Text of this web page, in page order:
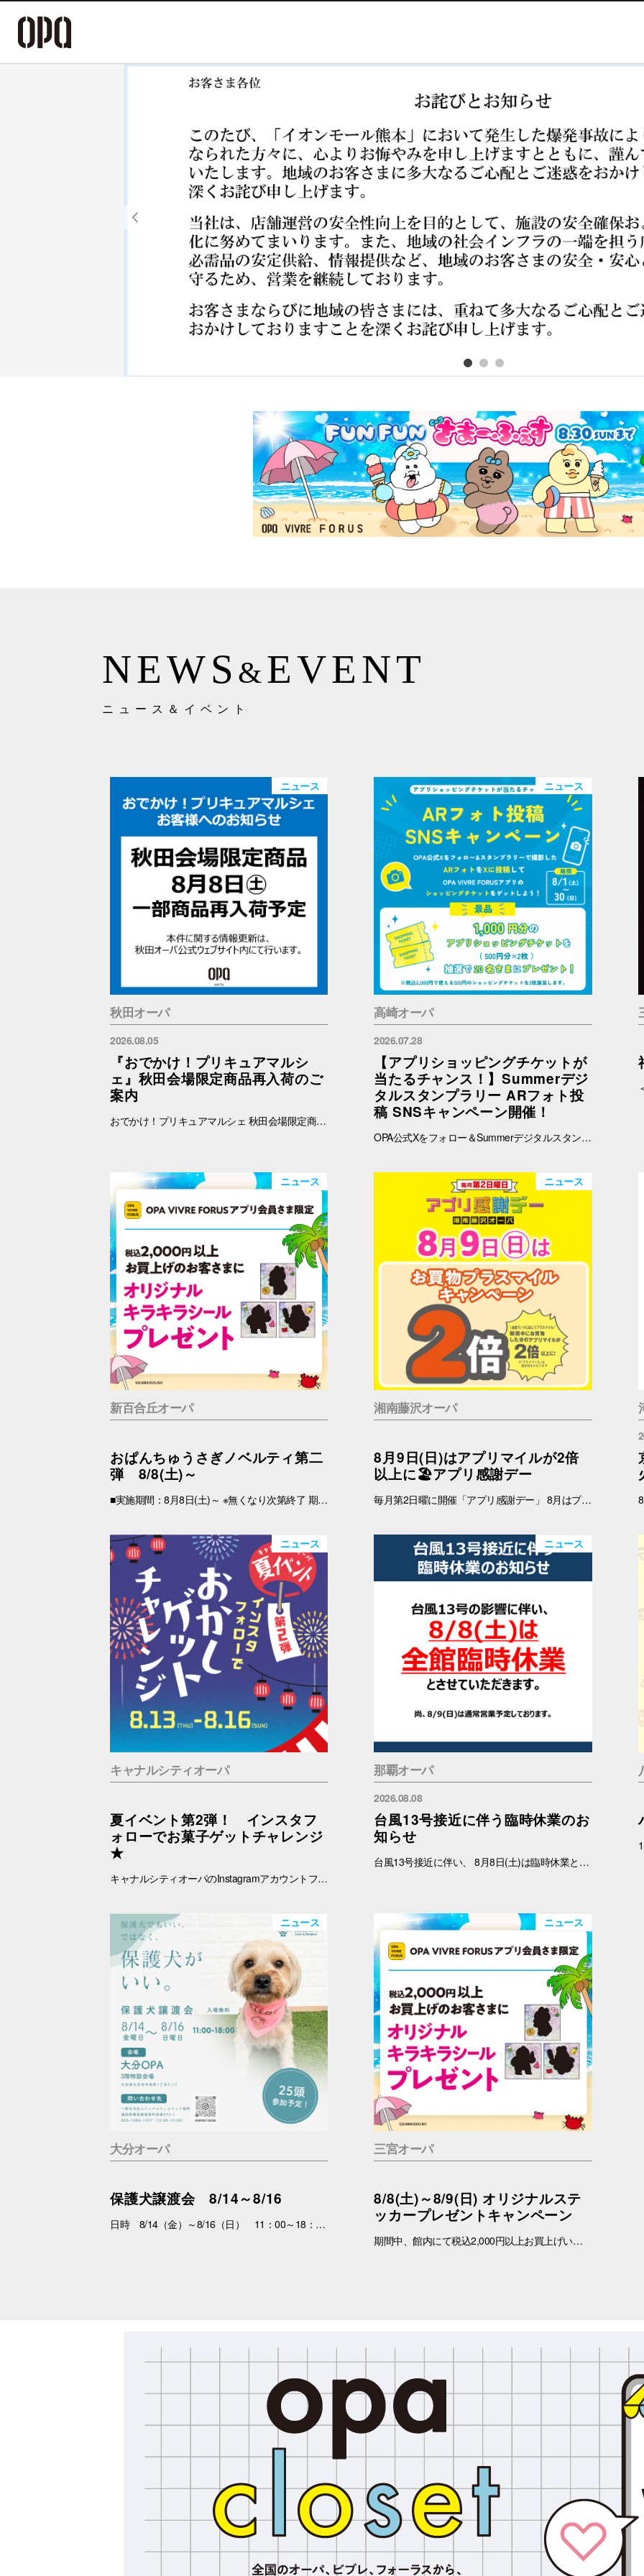
NEWS &EVENT
ニュース＆イベント
ニュース
秋田オーパ
2026.08.05
『おでかけ！プリキュアマルシ
ェ』秋田会場限定商品再入荷のご
案内
おでかけ！プリキュアマルシェ 秋田会場限定商品の再入荷を予定しております。 再入荷対象商品は下記をご覧ください。 【秋田限定】ランダム缶バッジ 全4種 各500円 【秋田限定】アクリルキーホルダー 全3種 1100円 【秋田限定】アクリルスタンド 全3種 1650円 ※納品後、準備が出来次第、販売を開始します。予めご了承ください。 ※在庫状況についてのお問い合わせは回答いたしかねます。ご来店の上ご確認をお願い申し上げます。 ※ブラウザでご覧の方はバナー、OPAアプリでご覧の方はタイトルをタップすると秋田会場限定商品の紹介ページに遷移します。
ニュース
高崎オーパ
2026.07.28
【アプリショッピングチケットが
当たるチャンス！】Summerデジ
タルスタンプラリー ARフォト投
稿 SNSキャンペーン開催！
OPA公式Xをフォロー＆Summerデジタルスタンプラリーで撮影したARフォトを投稿して、OPA VIVRE FORUSアプリのショッピングチケットをゲットしよう！ ■ 景品 500円分のアプリショッピングチケットを2枚（計1,000円分）を抽選で20名さまにプレゼント！ ※税込2,000円で使える500円のショッピングチケットを2枚進呈します。 ■ 応募期間 2026年8月1日(土) ～ 8月30日(日) 23:59まで ※当選者には8月31日(月)以降にDMにてご連絡いたします。 ■ 応募方法 OPA公式X（@opa_vivre_forus）をフォロー Summerデジタルスタンプラリーに参加して、ARフォトを撮影 ハッシュタグ「#おぱんちゅうさぎOPA」「#おぱんちゅうさぎFORUS」「#おぱんちゅうさぎVIVRE」のいずれかをつけて、撮影したARフォトを投稿！ ■ ご注意・各種規約 【撮影・投稿に関する注意】 撮影の際は、周囲のお客さまの通行の妨げにならないようご注意ください。 店内での撮影の際は、各店舗のルールやご案内に沿ってお楽しみください。 ARフォトの撮影、投稿するARフォトは、他のお客さまの顔等が映らないようご配慮をお願いいたします。 危険な行為（階段や無理な姿勢など）はお控えください。 【個人情報・権利に関する注意】 ARフォトの撮影・投稿にあたっては、他のお客さまのプライバシーにご配慮いただき、顔等が写り込まないようお願いいたします。 他のお客さまや第三者が写る場合は、必ずご本人の許可を得たうえで投稿してください。 投稿写真に含まれる著作物（ポスター・商品デザイン等）についてもご配慮ください。 SNSの性質上、投稿された写真は他の利用者に保存・共有される場合がございます。ご理解のうえご参加いただけますと幸いです。 【SNS投稿ルール】 投稿内容が公序良俗に反する場合や、不適切と判断される場合は応募対象外となります。 非公開アカウントからの投稿は応募対象外となる場合がございます。 ハッシュタグや応募条件を満たしていない場合、抽選対象外となる場合がございます。 【キャンペーン関連】 賞品の内容は予告なく変更となる場合がございます。 投稿いただいた画像は、当選者の選定のみに使用し、その他の目的で使用することはございません。
ニュース
新百合丘オーパ
おぱんちゅうさぎノベルティ第二
弾 8/8(土)～
■実施期間：8月8日(土)～ ※無くなり次第終了 期間中、税込2,000円以上(合算可)お買上げのOPA VIVRE FORUSアプリ会員さま限定で、「キラキラシール」 をプレゼント！ アプリの【クーポン画面】と【税込2,000円以上のレシート(合算可)】をお持ちの上、引換場所にお越しくださいませ。 ※新百合丘オーパのレシートのみ対象。館をまたいだレシートの合算は不可。 ※絵柄はお選びいただけません。 ■レシート対象期間 2026年8月8日(土)～ ■引換場所・引換時間 引換場所：B1F インフォメーション 引換時間：10:00～21:00 ■注意事項 ※ノベルティは数量限定のため、なくなり次第終了となりますので予めご了承ください。 ※ノベルティの引き換えは、おひとりさま3枚までとなります。 ※お買上げレシートは、期間中の対象店舗のものに限ります（一部対象外のショップ・商品がございます） ※新百合丘オーパのレシートのみ対象。館をまたいだレシートの合算は不可。 ※絵柄はお選びいただけません。 ※画像はイメージです。 ＜レシート対象外ショップ＞ B1F：HIS 1F：調剤薬局 2F：フェリーチェデンタルクリニック、楽天モバイル、免許の窓口 4F：セレスの館 5F：ガールズミニョン、ガシャポンのデパート、ソフトバンク、なんぼや、ほけんの窓口
ニュース
湘南藤沢オーパ
8月9日(日)はアプリマイルが2倍
以上に🏖️アプリ感謝デー
毎月第2日曜に開催「アプリ感謝デー」 8月はプラスマイルキャンペーンを実施いたします。 8月9日(日)に、オーパアプリを使ってお買物をすると、ランクに応じてアプリマイルが2倍以上になります。おトクな機会をお見逃しなく！ 【開催日】 8月9日(日) 【お買物プラスマイルキャンペーン】 8月9日(日)にオーパアプリを使ってお買物をすると、会員ランクに応じて下記のポイントが付与されます。 お会計の際にオーパアプリをレジスタッフにご提示ください。 【アプリマイル付与】 ダイヤモンド会員…1マイル＋1.5マイル プラチナ会員…1マイル＋1.3マイル ゴールド会員…1マイル＋1.2マイル シルバー会員…1マイル＋1.1マイル ブロンズ会員…1マイル＋1マイル ≪例≫・・・ダイヤモンド会員さまが期間中1万円以上のお買物 ➡通常10,000マイル＋15,000マイル＝合計25,000マイル ※プラス分のマイル加算予定日：2025年8月12日(水) ※期間中のプラスマイル分をまとめて加算します。 ※付与されるマイルはランクによって異なります。 ※キャンペーン最終日の営業終了時点のランクをもとに加算マイル数を算出いたします。 ※小数点以下の端数は切り捨てとなります。 -------------------------------------- ▽オーパ公式アプリダウンロードはこちら▽ App Storeはこちら Google Playはこちら ■オーパ公式アプリについて詳しくはこちら -------------------------------------- 【セルフレジではアプリマイルは付きません】 ※以下のお店ではショップスタッフのいるレジにて、オーパアプリをご提示ください。 ●2階 バーガーキング ●4階 セリア ●7階 無印良品 ※期間中にアプリを新規ダウンロードしていただいた方も対象となります。 ※一部対象外ショップがございます。 ➡詳しくはこちら -------------------------------------------
ニュース
キャナルシティオーパ
夏イベント第2弾！ インスタフ
ォローでお菓子ゲットチャレンジ
★
キャナルシティオーパのInstagramアカウントフォローでお菓子ゲットに挑戦！ あなたは最大何個ゲットできる？？！！ ■抽選日時：8.13(木) ～8.16(日) 11：00～19：00 ■抽選会場：B1F ラフェスタ内特設会場 ■参加条件：キャナルシティオーパのInstagramアカウント(＠canalcityopa)をフォロー 【注意事項】 ※参加の際はキャナルシティオーパアカウントのフォロー画面をご提示ください。 ※各日、景品がなくなり次第終了となります。 ※イラストはすべてイメージです。 ※おひとりさまにつき1回までご参加いただけます。
ニュース
那覇オーパ
2026.08.08
台風13号接近に伴う臨時休業のお
知らせ
台風13号接近に伴い、 8月8日(土)は臨時休業と致します。 尚、8月9日(日)は通常営業予定しております。 ご理解のほどよろしくお願いいたします。
ニュース
大分オーパ
保護犬譲渡会 8/14～8/16
日時 8/14（金）～8/16（日） 11：00～18：00 場所 3F特設会場 内容 まずは会いにくるだけで大丈夫。 抱っこして、ふれあって、その子の魅力を感じてください。 あなたを待っている子がいます。 運命の出会いが、待っているかもしれません。 問合せ先 一般社団法人アニマルウェルフェア福岡 050-1808-1937（11：00～19：00）
ニュース
三宮オーパ
8/8(土)～8/9(日) オリジナルステ
ッカープレゼントキャンペーン
期間中、館内にて税込2,000円以上お買上げいただき、「OPA VIVRE FORUS アプリ」の対象画面をご提示いただいたお客さまに、先着でここでしか手に入らない「オリジナルキラキラステッカー」をプレゼントいたします！ ぜひこの機会に、お買い物と合わせて限定ノベルティをゲットしてください。 （※本企画は、アプリ会員さま限定となります） ■配布期間 2026年8月8日(土)～8月9日(日) ※各日の実施時間は、引換時間に準じます。 ※ノベルティはなくなり次第、配布を終了いたします。 ※一部実施していない店舗がございます。 ■ノベルティ内容 キラキラステッカー (全3種) ■引換条件 期間中、以下の2点を引換カウンターにてご提示ください。 ① 館内でお買上げいただいた、税込2,000円以上のレシート（合算可） ② 「OPA VIVRE FORUS アプリ」のクーポン画面 ■引換場所・引換時間 引換場所：1階 特設カウンター 引換時間：11:00 ～ 当日分がなくなり次第終了 ■注意事項 ※ノベルティは数量限定のため、なくなり次第終了となりますので予めご了承ください。 ※ノベルティはランダムでのお渡しとなります。重複した場合でも、種類の変更・交換はいたしかねます。 ※ノベルティの引き換えは、おひとりさま3枚までとなります。 ※お買上げレシートは、期間中の三宮オーパのものに限ります（一部対象外のショップ・商品がございます） ※三宮オーパのレシートのみ対象。館をまたいだレシートの合算は不可。 ※画像はイメージです。実際のノベルティとは異なる場合がございます。 ▼詳しくはコチラ▼ https://www.opa-club.com/contents/opanchuusagi_2026/ ▼アプリについて詳しくはこちら！ ▼ https://www.opa-club.com/contents/app/